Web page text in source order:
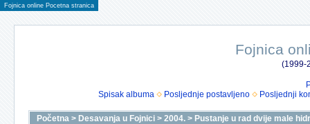
Fojnica online Pocetna stranica
Fojnica
(1999-
Spisak albuma
Posljednje postavljeno Posljednji
Početna > Desavanja u Fojnici > 2004. > Pustanje u rad dvije male